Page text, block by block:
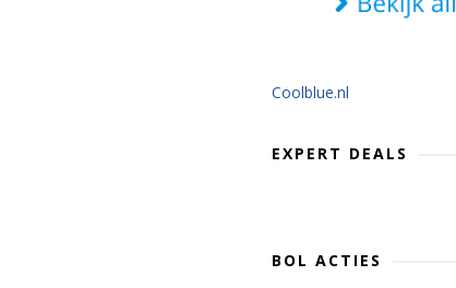
Coolblue.nl
EXPERT DEALS
BOL ACTIES